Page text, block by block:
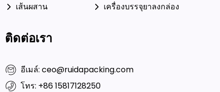
เส้นผสาน
เครื่องบรรจุยาลงกล่อง
ติดต่อเรา
อีเมล์: ceo@ruidapacking.com
โทร: +86 15817128250